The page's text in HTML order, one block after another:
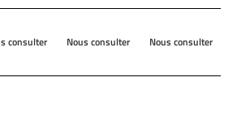
consulter Nous consulter Nous consulter